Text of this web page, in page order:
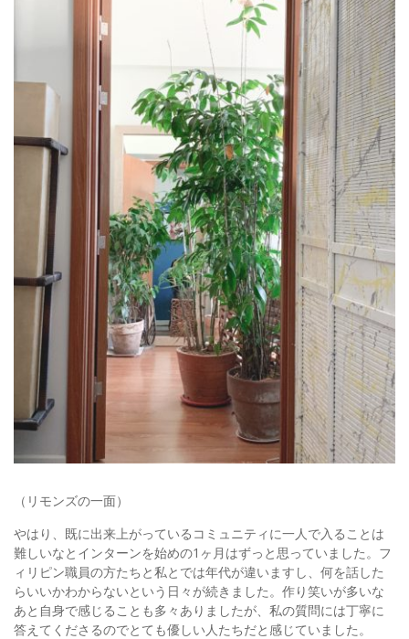
（リモンズの一面）
やはり、既に出来上がっているコミュニティに一人で入ることは
難しいなとインターンを始めの1ヶ月はずっと思っていました。フ
ィリピン職員の方たちと私とでは年代が違いますし、何を話した
らいいかわからないという日々が続きました。作り笑いが多いな
あと自身で感じることも多々ありましたが、私の質問には丁寧に
答えてくださるのでとても優しい人たちだと感じていました。